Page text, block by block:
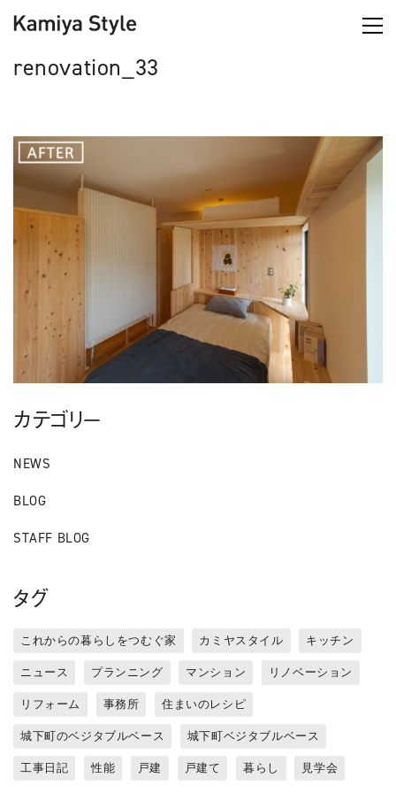
renovation_33
カテゴリー
NEWS
BLOG
STAFF BLOG
タグ
これからの暮らしをつむぐ家 カミヤスタイル キッチン
ニュース プランニング マンション リノベーション
リフォーム 事務所 住まいのレシピ
城下町のベジタブルベース 城下町ベジタブルベース
工事日記 性能 戸建 戸建て 暮らし 見学会